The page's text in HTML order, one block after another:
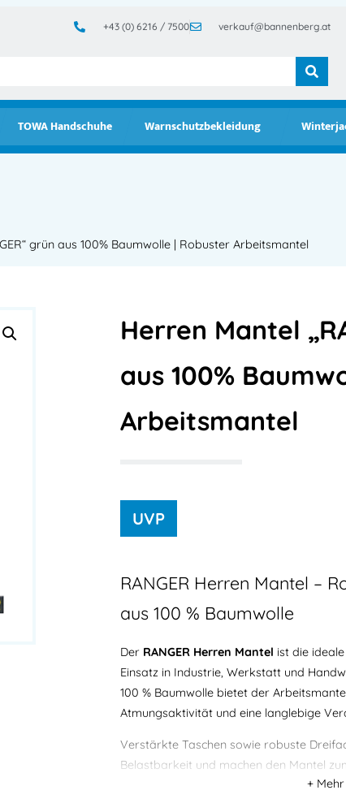
+43 (0) 6216 / 7500 verkauf@bannenberg.at
TOWA Handschuhe Warnschutzbekleidung
grün aus 100% Baumwolle | Robuster Arbeitsmantel
Herren Mantel
aus 100%
Arbeitsmantel
RANGER Herren Mantel –
aus 100 % Baumwolle
Der RANGER Herren Mantel ist die
Einsatz in Industrie, Werkstatt und
100 % Baumwolle bietet der
Atmungsaktivität und eine langlebige
Verstärkte Taschen sowie robuste
Belastbarkeit und machen den Mantel